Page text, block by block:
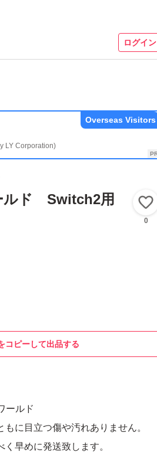
ログイン
LY Corporation)
Overseas Visitors
ルド Switch2用
0
コピーして出品する
ールド
に目立つ傷や汚れありません。
早めに発送致します。